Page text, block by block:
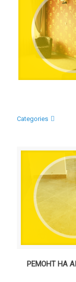
Categories
РЕМОНТ НА